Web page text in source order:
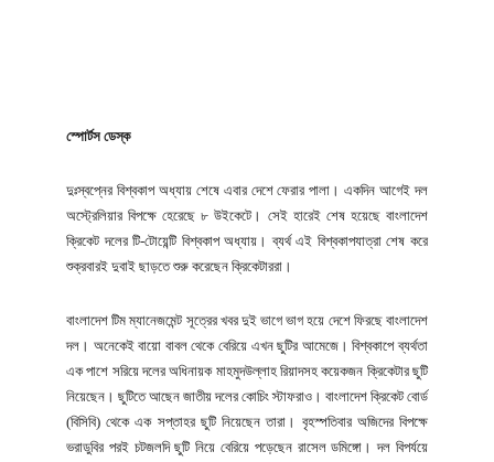
স্পোর্টস ডেস্ক
দুঃস্বপ্নের বিশ্বকাপ অধ্যায় শেষে এবার দেশে ফেরার পালা। একদিন আগেই দল
অস্ট্রেলিয়ার বিপক্ষে হেরেছে ৮ উইকেটে। সেই হারেই শেষ হয়েছে বাংলাদেশ
ক্রিকেট দলের টি-টোয়েন্টি বিশ্বকাপ অধ্যায়। ব্যর্থ এই বিশ্বকাপযাত্রা শেষ করে
শুক্রবারই দুবাই ছাড়তে শুরু করেছেন ক্রিকেটাররা।
বাংলাদেশ টিম ম্যানেজমেন্ট সূত্রের খবর দুই ভাগে ভাগ হয়ে দেশে ফিরছে বাংলাদেশ
দল। অনেকেই বায়ো বাবল থেকে বেরিয়ে এখন ছুটির আমেজে। বিশ্বকাপে ব্যর্থতা
এক পাশে সরিয়ে দলের অধিনায়ক মাহমুদউল্লাহ রিয়াদসহ কয়েকজন ক্রিকেটার ছুটি
নিয়েছেন। ছুটিতে আছেন জাতীয় দলের কোচিং স্টাফরাও। বাংলাদেশ ক্রিকেট বোর্ড
(বিসিবি) থেকে এক সপ্তাহর ছুটি নিয়েছেন তারা। বৃহস্পতিবার অজিদের বিপক্ষে
ভরাডুবির পরই চটজলদি ছুটি নিয়ে বেরিয়ে পড়েছেন রাসেল ডমিঙ্গো। দল বিপর্যয়ে